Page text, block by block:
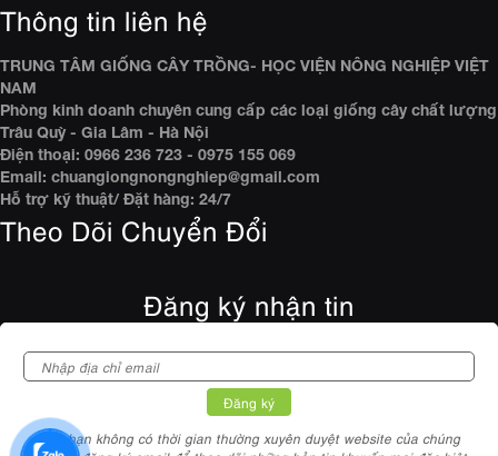
Thông tin liên hệ
TRUNG TÂM GIỐNG CÂY TRỒNG- HỌC VIỆN NÔNG NGHIỆP VIỆT
NAM
Phòng kinh doanh chuyên cung cấp các loại giống cây chất lượng
Trâu Quỳ - Gia Lâm - Hà Nội
Điện thoại: 0966 236 723 - 0975 155 069
Email: chuangiongnongnghiep@gmail.com
Hỗ trợ kỹ thuật/ Đặt hàng: 24/7
Theo Dõi Chuyển Đổi
Đăng ký nhận tin
Nếu bạn không có thời gian thường xuyên duyệt website của chúng